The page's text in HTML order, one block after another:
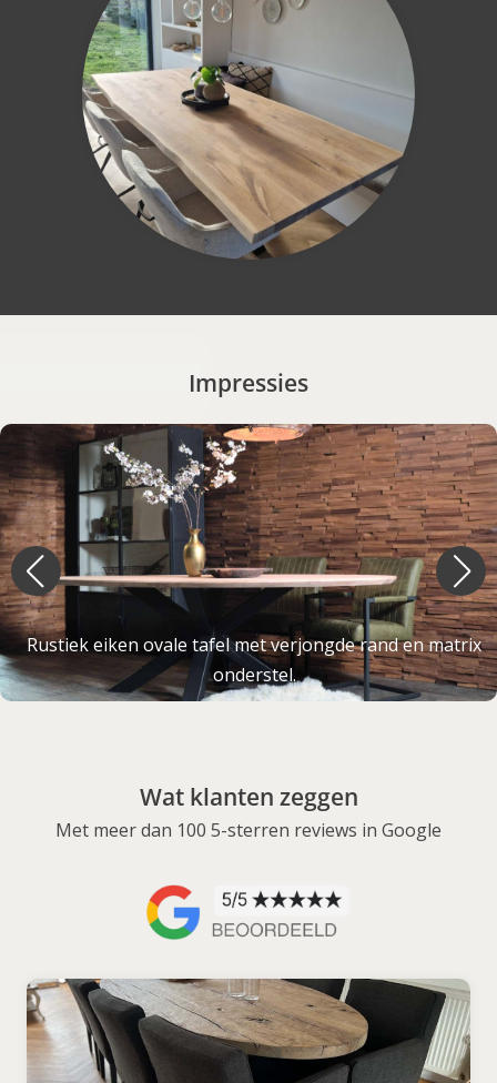
Impressies
Rustiek eiken ovale tafel met verjongde rand en matrix
onderstel.
Wat klanten zeggen
Met meer dan 100 5-sterren reviews in Google